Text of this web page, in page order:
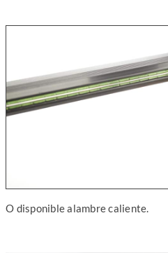
O disponible alambre caliente.